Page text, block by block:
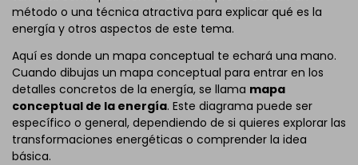
método o una técnica atractiva para explicar qué es la
energía y otros aspectos de este tema.
Aquí es donde un mapa conceptual te echará una mano.
Cuando dibujas un mapa conceptual para entrar en los
detalles concretos de la energía, se llama mapa
conceptual de la energía. Este diagrama puede ser
específico o general, dependiendo de si quieres explorar las
transformaciones energéticas o comprender la idea
básica.